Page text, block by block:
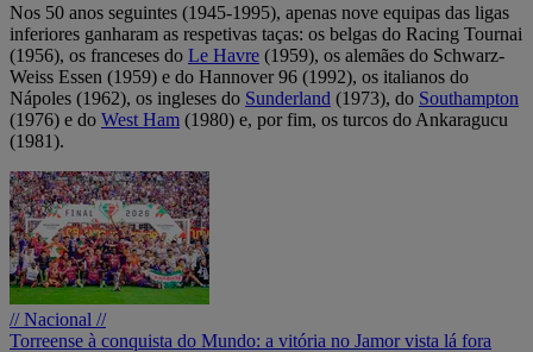
Nos 50 anos seguintes (1945-1995), apenas nove equipas das ligas
inferiores ganharam as respetivas taças: os belgas do Racing Tournai
(1956), os franceses do Le Havre (1959), os alemães do Schwarz-
Weiss Essen (1959) e do Hannover 96 (1992), os italianos do
Nápoles (1962), os ingleses do Sunderland (1973), do Southampton
(1976) e do West Ham (1980) e, por fim, os turcos do Ankaragucu
(1981).
// Nacional //
Torreense à conquista do Mundo: a vitória no Jamor vista lá fora